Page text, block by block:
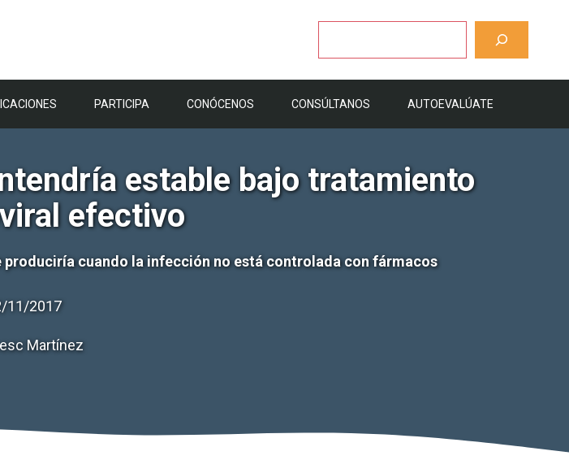
PARTICIPA CONÓCENOS CONSÚLTANOS AUTOEVALÚATE
estable bajo tratamiento
efectivo
cuando la infección no está controlada con fármacos
11/2017
Martínez